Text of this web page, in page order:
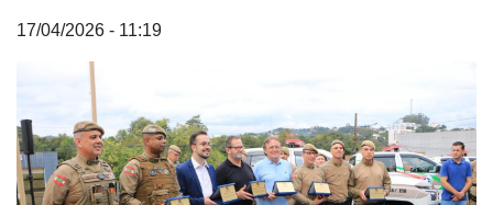
17/04/2026 - 11:19